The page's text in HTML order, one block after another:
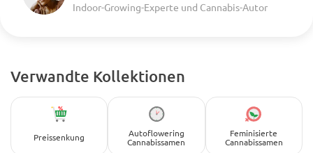
Indoor-Growing-Experte und Cannabis-Autor
Verwandte Kollektionen
Preissenkung
Autoflowering
Cannabissamen
Feminisierte
Cannabissamen